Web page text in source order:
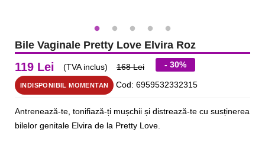
Bile Vaginale Pretty Love Elvira Roz
119 Lei (TVA inclus) 168 Lei - 30%
INDISPONIBIL MOMENTAN Cod: 6959532332315
Antrenează-te, tonifiază-ți mușchii și distrează-te cu susținerea
bilelor genitale Elvira de la Pretty Love.